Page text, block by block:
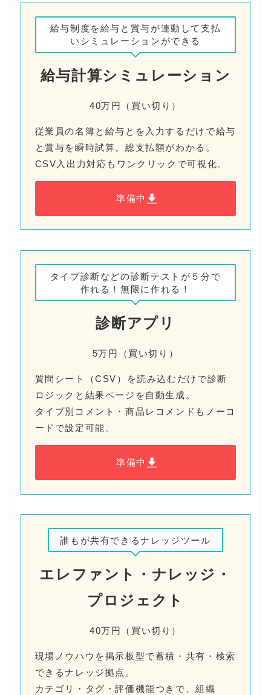
給与制度を給与と賞与が連動して支払
いシミュレーションができる
給与計算シミュレーション
40万円（買い切り）
従業員の名簿と給与とを入力するだけで給与
と賞与を瞬時試算。総支払額がわかる。
CSV入出力対応もワンクリックで可視化。
準備中
タイプ診断などの診断テストが５分で
作れる！無限に作れる！
診断アプリ
5万円（買い切り）
質問シート（CSV）を読み込むだけで診断
ロジックと結果ページを自動生成。
タイプ別コメント・商品レコメンドもノーコ
ードで設定可能。
準備中
誰もが共有できるナレッジツール
エレファント・ナレッジ・
プロジェクト
40万円（買い切り）
現場ノウハウを掲示板型で蓄積・共有・検索
できるナレッジ拠点。
カテゴリ・タグ・評価機能つきで、組織